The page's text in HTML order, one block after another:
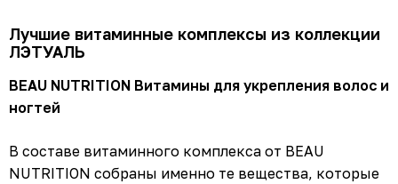
Лучшие витаминные комплексы из коллекции
ЛЭТУАЛЬ
BEAU NUTRITION Витамины для укрепления волос и
ногтей
В составе витаминного комплекса от BEAU
NUTRITION собраны именно те вещества, которые